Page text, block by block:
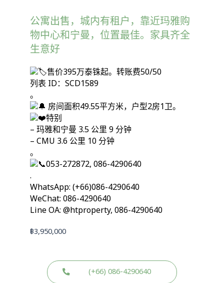
公寓出售，城内有租户，靠近玛雅购
物中心和宁曼，位置最佳。家具齐全
生意好
售价395万泰铢起。转账费50/50
列表 ID：SCD1589
。
房间面积49.55平方米，户型2房1卫。
特别
– 玛雅和宁曼 3.5 公里 9 分钟
– CMU 3.6 公里 10 分钟
。
053-272872, 086-4290640
.
WhatsApp: (+66)086-4290640
WeChat: 086-4290640
Line OA: @htproperty, 086-4290640
฿3,950,000
(+66) 086-4290640